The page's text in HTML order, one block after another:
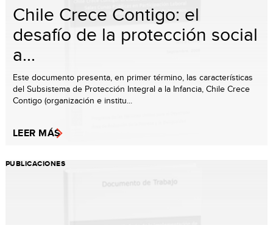
Chile Crece Contigo: el
desafío de la protección social
a...
Este documento presenta, en primer término, las características
del Subsistema de Protección Integral a la Infancia, Chile Crece
Contigo (organización e institu...
LEER MÁS
PUBLICACIONES